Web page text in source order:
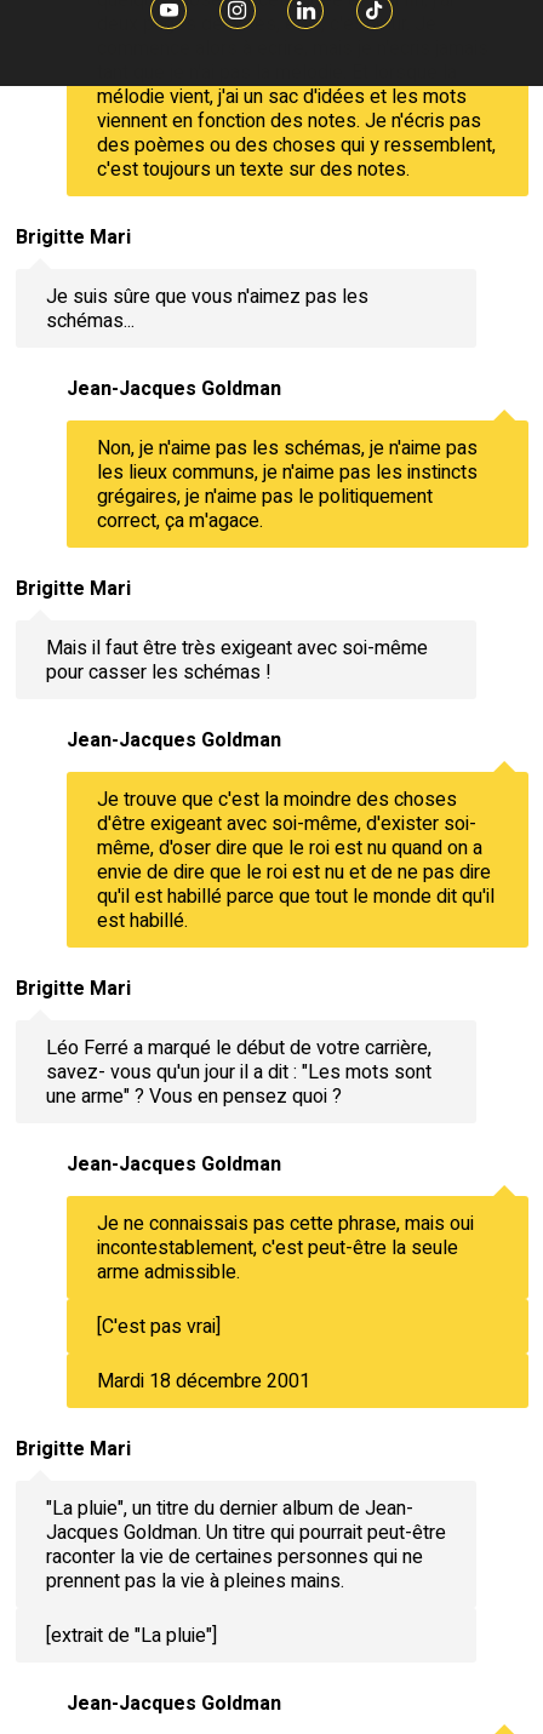
deux pages de notes, et là, c'est mûr. Je
mélodie vient, j'ai un sac d'idées et les mots
viennent en fonction des notes. Je n'écris pas
des poèmes ou des choses qui y ressemblent,
c'est toujours un texte sur des notes.
Brigitte Mari
Je suis sûre que vous n'aimez pas les
schémas...
Jean-Jacques Goldman
Non, je n'aime pas les schémas, je n'aime pas
les lieux communs, je n'aime pas les instincts
grégaires, je n'aime pas le politiquement
correct, ça m'agace.
Brigitte Mari
Mais il faut être très exigeant avec soi-même
pour casser les schémas !
Jean-Jacques Goldman
Je trouve que c'est la moindre des choses
d'être exigeant avec soi-même, d'exister soi-
même, d'oser dire que le roi est nu quand on a
envie de dire que le roi est nu et de ne pas dire
qu'il est habillé parce que tout le monde dit qu'il
est habillé.
Brigitte Mari
Léo Ferré a marqué le début de votre carrière,
savez- vous qu'un jour il a dit : "Les mots sont
une arme" ? Vous en pensez quoi ?
Jean-Jacques Goldman
Je ne connaissais pas cette phrase, mais oui
incontestablement, c'est peut-être la seule
arme admissible.
[C'est pas vrai]
Mardi 18 décembre 2001
Brigitte Mari
"La pluie", un titre du dernier album de Jean-
Jacques Goldman. Un titre qui pourrait peut-être
raconter la vie de certaines personnes qui ne
prennent pas la vie à pleines mains.
[extrait de "La pluie"]
Jean-Jacques Goldman